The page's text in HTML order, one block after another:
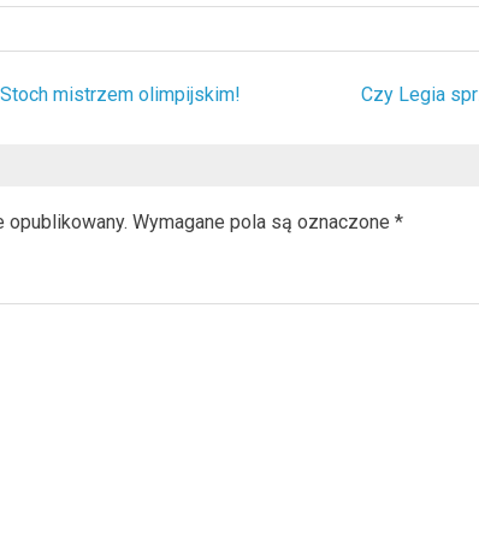
mistrzem olimpijskim! Czy Legia
opublikowany. Wymagane pola są oznaczone *